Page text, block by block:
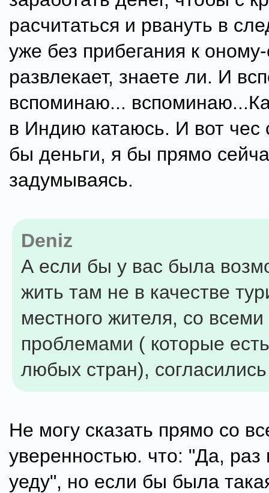
расчитаться и рвануть в
уже без прибегания к
развлекает, знаете ли. И
вспоминаю...
в Индию катаюсь. И вот чес
бы деньги, я бы прямо
задумываясь.
Deniz
А если бы у вас была
жить там не в качестве
местного жителя, со всеми
проблемами ( которые
любых стран),
Не могу сказать прямо со
уверенностью. что: "Да, раз
уеду", но если бы была